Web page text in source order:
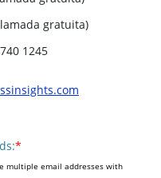
gratuita)
1245
*
multiple email addresses with